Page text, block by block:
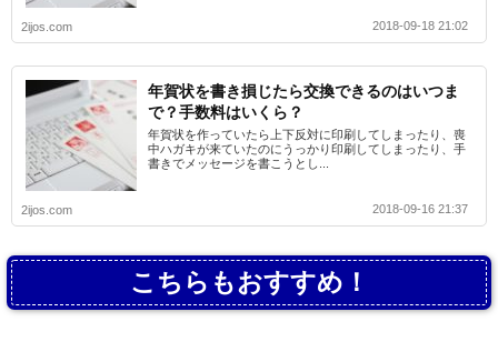
2ijos.com 2018-09-18 21:02
年賀状を書き損じたら交換できるのはいつま
で？手数料はいくら？
年賀状を作っていたら上下反対に印刷してしまったり、喪
中ハガキが来ていたのにうっかり印刷してしまったり、手
書きでメッセージを書こうとし...
2ijos.com 2018-09-16 21:37
こちらもおすすめ！